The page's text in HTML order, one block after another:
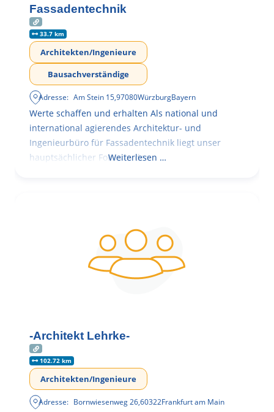
Fassadentechnik
33.7 km
Architekten/Ingenieure
Bausachverständige
Adresse: Am Stein 15,97080WürzburgBayern
Werte schaffen und erhalten Als national und
international agierendes Architektur- und
Ingenieurbüro für Fassadentechnik liegt unser
hauptsächlicher Fokus in der
Weiterlesen …
-Architekt Lehrke-
102.72 km
Architekten/Ingenieure
Adresse: Bornwiesenweg 26,60322Frankfurt am Main